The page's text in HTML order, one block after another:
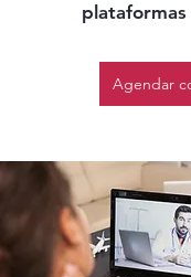
Agendar